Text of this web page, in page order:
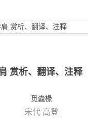
赏析、翻译、注释
赏析、翻译、注释
觅蠹椽
宋代 高登